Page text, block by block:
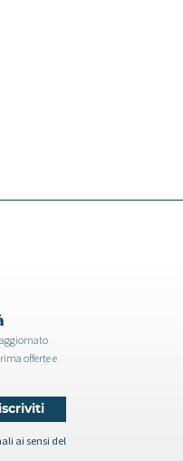
offerte e
ai sensi del